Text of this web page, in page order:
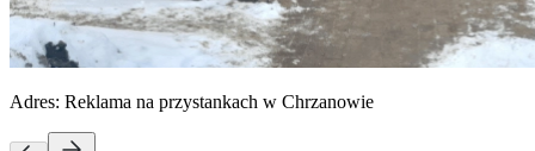
Adres: Reklama na przystankach w Chrzanowie